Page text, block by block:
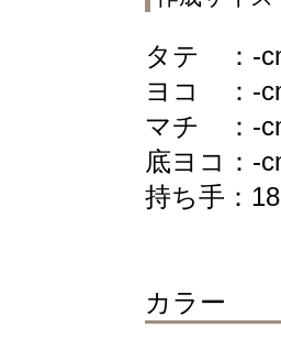
タテ ： -
ヨコ ： -
マチ ： -
底ヨコ： -
持ち手：
カラー